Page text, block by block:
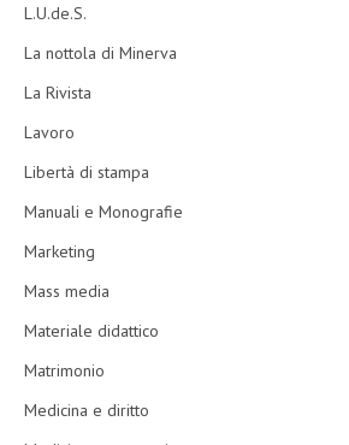
L.U.de.S.
La nottola di Minerva
La Rivista
Lavoro
Libertà di stampa
Manuali e Monografie
Marketing
Mass media
Materiale didattico
Matrimonio
Medicina e diritto